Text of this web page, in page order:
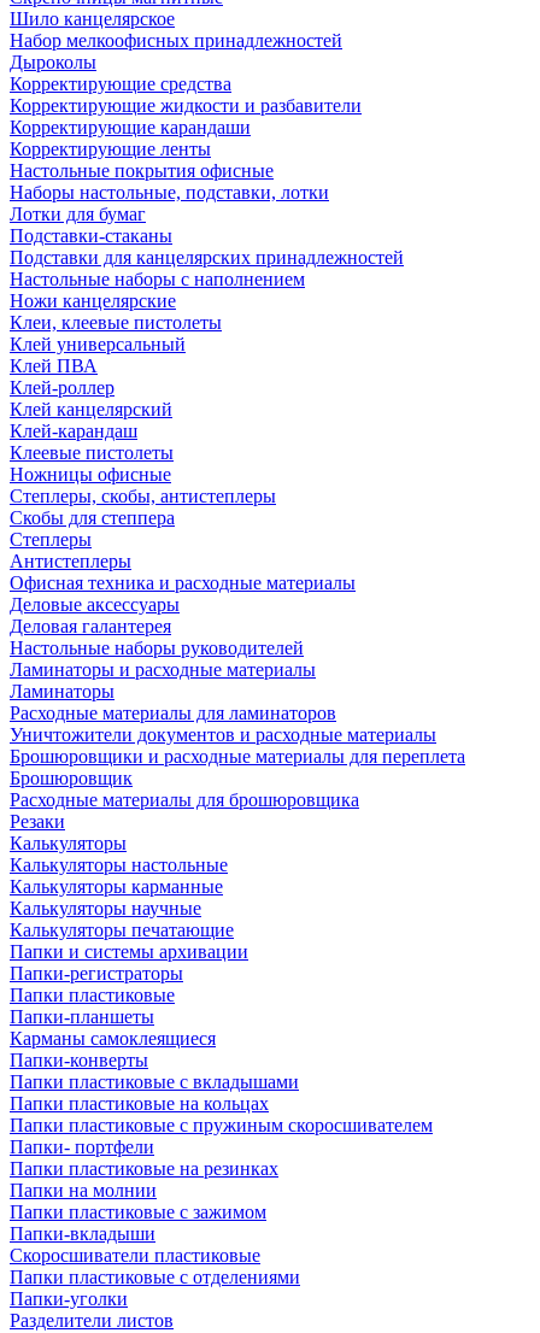
Шило канцелярское
Набор мелкоофисных принадлежностей
Дыроколы
Корректирующие средства
Корректирующие жидкости и разбавители
Корректирующие карандаши
Корректирующие ленты
Настольные покрытия офисные
Наборы настольные, подставки, лотки
Лотки для бумаг
Подставки-стаканы
Подставки для канцелярских принадлежностей
Настольные наборы с наполнением
Ножи канцелярские
Клеи, клеевые пистолеты
Клей универсальный
Клей ПВА
Клей-роллер
Клей канцелярский
Клей-карандаш
Клеевые пистолеты
Ножницы офисные
Степлеры, скобы, антистеплеры
Скобы для степпера
Степлеры
Антистеплеры
Офисная техника и расходные материалы
Деловые аксессуары
Деловая галантерея
Настольные наборы руководителей
Ламинаторы и расходные материалы
Ламинаторы
Расходные материалы для ламинаторов
Уничтожители документов и расходные материалы
Брошюровщики и расходные материалы для переплета
Брошюровщик
Расходные материалы для брошюровщика
Резаки
Калькуляторы
Калькуляторы настольные
Калькуляторы карманные
Калькуляторы научные
Калькуляторы печатающие
Папки и системы архивации
Папки-регистраторы
Папки пластиковые
Папки-планшеты
Карманы самоклеящиеся
Папки-конверты
Папки пластиковые с вкладышами
Папки пластиковые на кольцах
Папки пластиковые с пружиным скоросшивателем
Папки- портфели
Папки пластиковые на резинках
Папки на молнии
Папки пластиковые с зажимом
Папки-вкладыши
Скоросшиватели пластиковые
Папки пластиковые с отделениями
Папки-уголки
Разделители листов